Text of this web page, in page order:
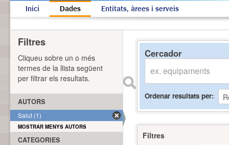
Inici Dades Entitats, àrees i serveis
Cercador
Ordenar resultats per
Filtres
Filtres
Cliqueu sobre un o més
termes de la llista següent
per filtrar els resultats.
AUTORS
Salut (1)
MOSTRAR MENYS AUTORS
CATEGORIES